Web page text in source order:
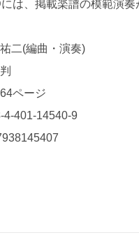
は、掲載楽譜の模範演奏
二(編曲・演奏)
ページ
4-401-14540-9